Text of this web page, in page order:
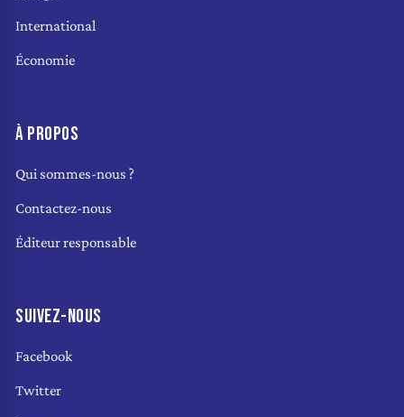
International
Économie
À PROPOS
Qui sommes-nous ?
Contactez-nous
Éditeur responsable
SUIVEZ-NOUS
Facebook
Twitter